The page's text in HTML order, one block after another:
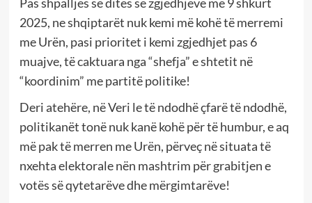
2025, ne shqiptarët nuk kemi më kohë të merremi
me Urën, pasi prioritet i kemi zgjedhjet pas 6
muajve, të caktuara nga “shefja” e shtetit në
“koordinim” me partitë politike!
Deri atehëre, në Veri le të ndodhë çfarë të ndodhë,
politikanët tonë nuk kanë kohë për të humbur, e aq
më pak të merren me Urën, përveç në situata të
nxehta elektorale nën mashtrim për grabitjen e
votës së qytetarëve dhe mërgimtarëve!